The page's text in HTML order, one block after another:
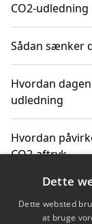
CO2-
Sådan sænker
Hvordan
udledning
Hvordan
CO2-aftryk
Hvordan
hverdag
Dette
Dette websted
at bruge